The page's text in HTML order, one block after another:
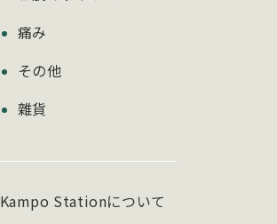
痛み
その他
雜貨
Kampo Stationについて